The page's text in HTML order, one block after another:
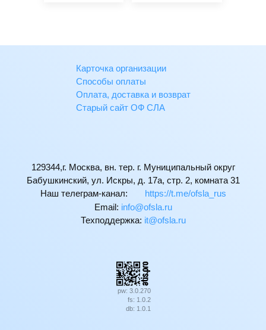
Карточка организации
Способы оплаты
Оплата, доставка и возврат
Старый сайт ОФ СЛА
129344,г. Москва, вн. тер. г. Муниципальный округ
Бабушкинский, ул. Искры, д. 17а, стр. 2, комната 31
Наш телеграм-канал:
https://t.me/ofsla_rus
Email: ur.alsfo@ofni
Техподдержка: ur.alsfo@ti
pw: 3.0.270
fs: 1.0.2
db: 1.0.1